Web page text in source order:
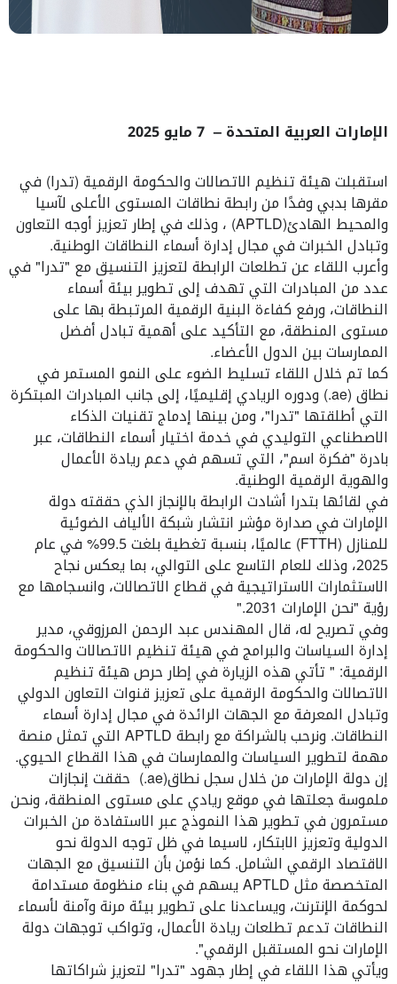
الإمارات العربية المتحدة – 7مايو 2025
استقبلت هيئة تنظيم الاتصالات والحكومة الرقمية (تدرا) في
مقرها بدبي وفدًا من رابطة نطاقات المستوى الأعلى لآسيا
والمحيط الهادئ(APTLD) ، وذلك في إطار تعزيز أوجه التعاون
وتبادل الخبرات في مجال إدارة أسماء النطاقات الوطنية.
وأعرب اللقاء عن تطلعات الرابطة لتعزيز التنسيق مع "تدرا" في
عدد من المبادرات التي تهدف إلى تطوير بيئة أسماء
النطاقات، ورفع كفاءة البنية الرقمية المرتبطة بها على
مستوى المنطقة، مع التأكيد على أهمية تبادل أفضل
الممارسات بين الدول الأعضاء.
كما تم خلال اللقاء تسليط الضوء على النمو المستمر في
نطاق(.ae) ودوره الريادي إقليميًا، إلى جانب المبادرات المبتكرة
التي أطلقتها "تدرا"، ومن بينها إدماج تقنيات الذكاء
الاصطناعي التوليدي في خدمة اختيار أسماء النطاقات، عبر
بادرة "فكرة اسم"، التي تسهم في دعم ريادة الأعمال
والهوية الرقمية الوطنية.
في لقائها بتدرا أشادت الرابطة بالإنجاز الذي حققته دولة
الإمارات في صدارة مؤشر انتشار شبكة الألياف الضوئية
للمنازل(FTTH) عالميًا، بنسبة تغطية بلغت 99.5% في عام
2025، وذلك للعام التاسع على التوالي، بما يعكس نجاح
الاستثمارات الاستراتيجية في قطاع الاتصالات، وانسجامها مع
رؤية "نحن الإمارات 2031 ".
وفي تصريح له، قال المهندس عبد الرحمن المرزوقي، مدير
إدارة السياسات والبرامج في هيئة تنظيم الاتصالات والحكومة
الرقمية:
"تأتي هذه الزيارة في إطار حرص هيئة تنظيم
الاتصالات والحكومة الرقمية على تعزيز قنوات التعاون الدولي
وتبادل المعرفة مع الجهات الرائدة في مجال إدارة أسماء
النطاقات. ونرحب بالشراكة مع رابطةAPTLDالتي تمثل منصة
مهمة لتطوير السياسات والممارسات في هذا القطاع الحيوي.
إن دولة الإمارات من خلال سجل نطاق(.ae) حققت إنجازات
ملموسة جعلتها في موقع ريادي على مستوى المنطقة، ونحن
مستمرون في تطوير هذا النموذج عبر الاستفادة من الخبرات
الدولية وتعزيز الابتكار، لاسيما في ظل توجه الدولة نحو
الاقتصاد الرقمي الشامل.كما نؤمن بأن التنسيق مع الجهات
المتخصصة مثلAPTLDيسهم في بناء منظومة مستدامة
لحوكمة الإنترنت، ويساعدنا على تطوير بيئة مرنة وآمنة لأسماء
النطاقات تدعم تطلعات ريادة الأعمال، وتواكب توجهات دولة
الإمارات نحو المستقبل الرقمي."
ويأتي هذا اللقاء في إطار جهود "تدرا" لتعزيز شراكاتها